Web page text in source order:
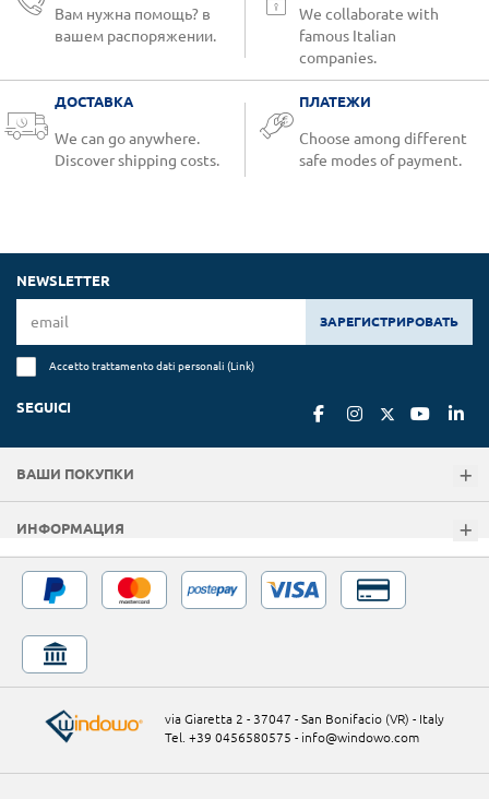
Вам нужна помощь? в
вашем распоряжении.
We collaborate with
famous Italian
companies.
ДОСТАВКА
We can go anywhere.
Discover shipping costs.
ПЛАТЕЖИ
Choose among different
safe modes of payment.
NEWSLETTER
ЗАРЕГИСТРИРОВАТЬ
Accetto trattamento dati personali (Link)
SEGUICI
ВАШИ ПОКУПКИ
ИНФОРМАЦИЯ
via Giaretta 2 - 37047 - San Bonifacio (VR) - Italy
Tel. +39 0456580575 - info@windowo.com